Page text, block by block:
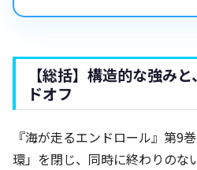
【総括】構造的な強み
ドオフ
『海が走るエンドロール』第9
環」を閉じ、同時に終わりのな